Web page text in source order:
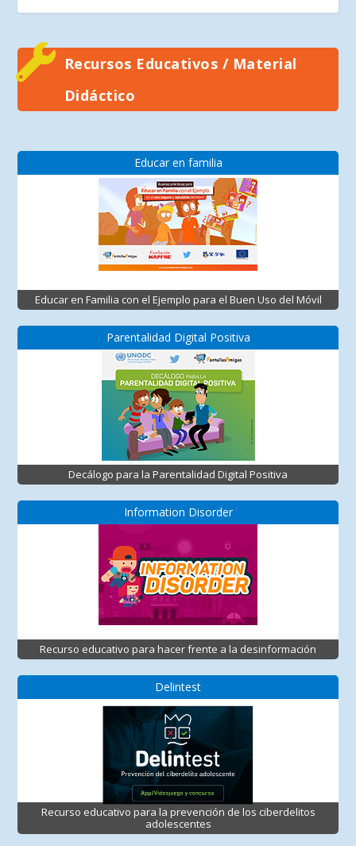
Recursos Educativos / Material
Didáctico
Educar en familia
Educar en Familia con el Ejemplo para el Buen Uso del Móvil
Parentalidad Digital Positiva
Decálogo para la Parentalidad Digital Positiva
Information Disorder
Recurso educativo para hacer frente a la desinformación
Delintest
Recurso educativo para la prevención de los ciberdelitos
adolescentes